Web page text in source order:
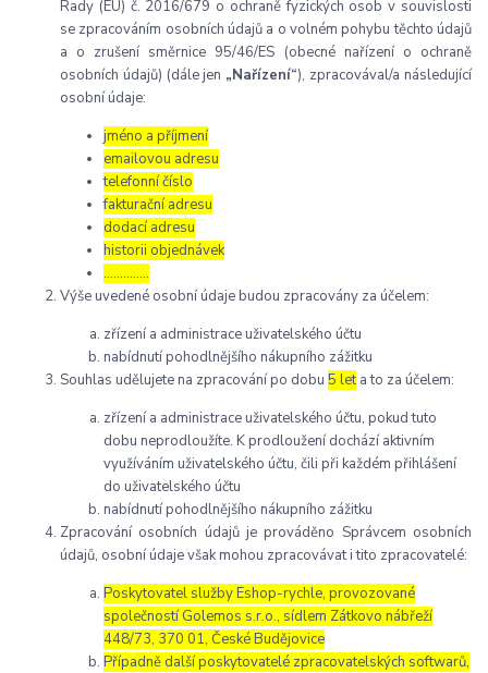
Rady (EU) č. 2016/679 o ochraně fyzických osob v souvislosti
se zpracováním osobních údajů a o volném pohybu těchto údajů
a o zrušení směrnice 95/46/ES (obecné nařízení o ochraně
osobních údajů) (dále jen „Nařízení“), zpracovával/a následující
osobní údaje:
jméno a příjmení
emailovou adresu
telefonní číslo
fakturační adresu
dodací adresu
historii objednávek
…………..
Výše uvedené osobní údaje budou zpracovány za účelem:
zřízení a administrace uživatelského účtu
nabídnutí pohodlnějšího nákupního zážitku
Souhlas udělujete na zpracování po dobu 5 leta to za účelem:
zřízení a administrace uživatelského účtu, pokud tuto
dobu neprodloužíte. K prodloužení dochází aktivním
využíváním uživatelského účtu, čili při každém přihlášení
do uživatelského účtu
nabídnutí pohodlnějšího nákupního zážitku
Zpracování osobních údajů je prováděno Správcem osobních
údajů, osobní údaje však mohou zpracovávat i tito zpracovatelé:
Poskytovatel služby Eshop-rychle, provozované
společností Golemos s.r.o., sídlem Zátkovo nábřeží
448/73, 370 01, České Budějovice
Případně další poskytovatelé zpracovatelských softwarů,